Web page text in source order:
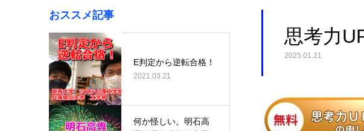
思考力
2025.01.21
おススメ記事
E判定から逆転合格！
2021.03.21
何か怪しい。明石高